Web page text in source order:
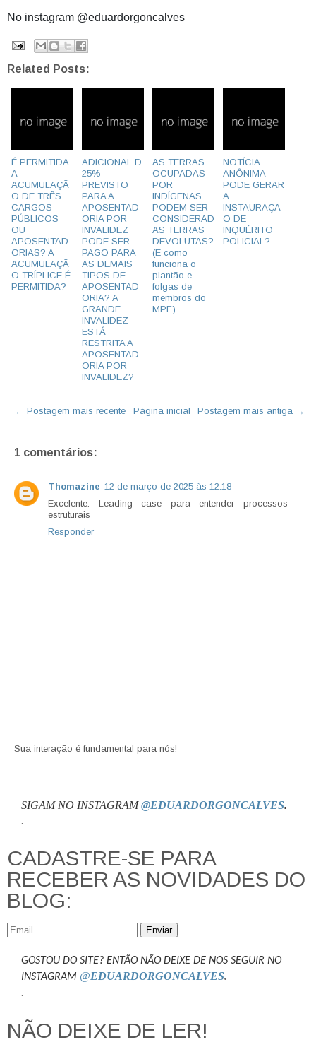
No instagram @eduardorgoncalves
Related Posts:
É PERMITIDA
A
ACUMULAÇÃ
O DE TRÊS
CARGOS
PÚBLICOS
OU
APOSENTAD
ORIAS? A
ACUMULAÇÃ
O TRÍPLICE É
PERMITIDA?
ADICIONAL D
25%
PREVISTO
PARA A
APOSENTAD
ORIA POR
INVALIDEZ
PODE SER
PAGO PARA
AS DEMAIS
TIPOS DE
APOSENTAD
ORIA? A
GRANDE
INVALIDEZ
ESTÁ
RESTRITA A
APOSENTAD
ORIA POR
INVALIDEZ?
AS TERRAS
OCUPADAS
POR
INDÍGENAS
PODEM SER
CONSIDERAD
AS TERRAS
DEVOLUTAS?
(E como
funciona o
plantão e
folgas de
membros do
MPF)
NOTÍCIA
ANÔNIMA
PODE GERAR
A
INSTAURAÇÃ
O DE
INQUÉRITO
POLICIAL?
← Postagem mais recente Postagem mais antiga →
Página inicial
1 comentários:
Thomazine 12 de março de 2025 às 12:18
Excelente. Leading case para entender processos
estruturais
Responder
Sua interação é fundamental para nós!
SIGAM NO INSTAGRAM@EDUARDORGONCALVES.
.
CADASTRE-SE PARA
RECEBER AS NOVIDADES DO
BLOG:
Enviar
GOSTOU DO SITE? ENTÃO NÃO DEIXE DE NOS SEGUIR NO
INSTAGRAM @EDUARDORGONCALVES.
.
NÃO DEIXE DE LER!